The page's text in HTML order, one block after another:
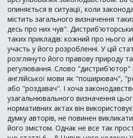
опиняється в ситуації, коли
містить загального визначення
десь про них чув".
таких прикладів: кожний про нього
участь у його розробленні. У цій
розглянуто його правову природу
регулювання. Слово "дистриб'ютор"
англійської мови як "поширювач",
або "роздавач". І хоча
узагальнювального визначення
нормативних актах він
думку авторів, не повинен
його змістом. Однак не все так